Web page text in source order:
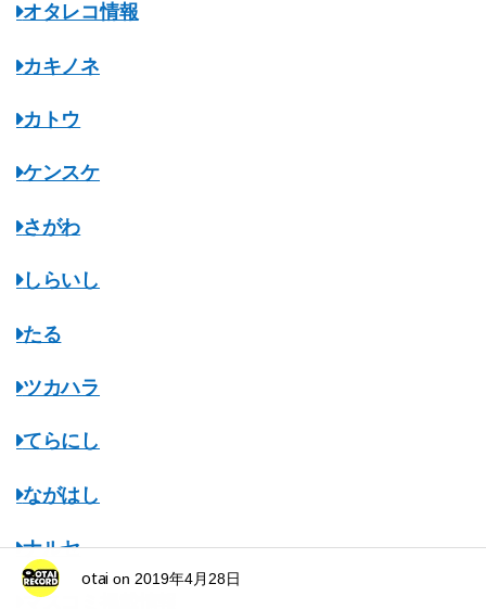
オタレコ情報
カキノネ
カトウ
ケンスケ
さがわ
しらいし
たる
ツカハラ
てらにし
ながはし
ナルセ
マスコミ掲載情報
otai on 2019年4月28日